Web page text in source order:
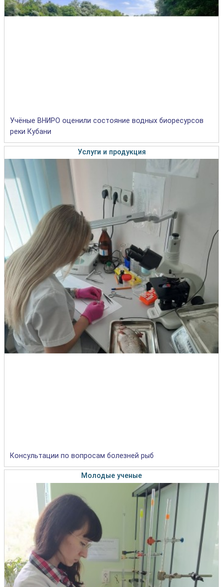
Учёные ВНИРО оценили состояние водных биоресурсов
реки Кубани
Услуги и продукция
Консультации по вопросам болезней рыб
Молодые ученые